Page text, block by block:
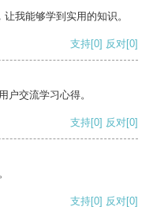
我能够学到实用的知识。
支持[0] 反对[0]
户交流学习心得。
支持[0] 反对[0]
支持[0] 反对[0]